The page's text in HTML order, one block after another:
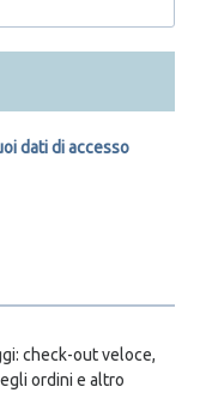
dati di accesso
check-out veloce,
ordini e altro